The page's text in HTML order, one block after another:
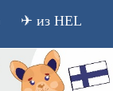
✈ из HEL